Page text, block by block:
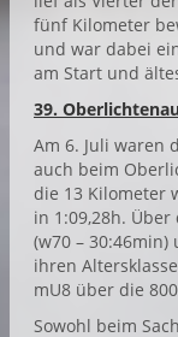
fünf Kilometer
und war dabei
am Start und
39.
Am 6. Juli waren
auch beim
die 13 Kilometer
in 1:09,28h.
(w70 – 30:46min)
ihren
mU8 über die
Sowohl beim